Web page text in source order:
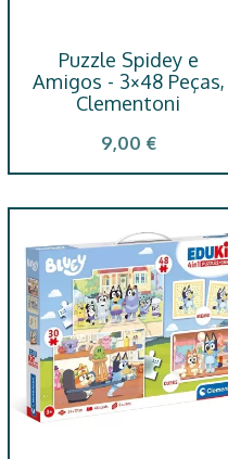
Puzzle Spidey e
Amigos - 3×48 Peças,
Clementoni
9,00 €